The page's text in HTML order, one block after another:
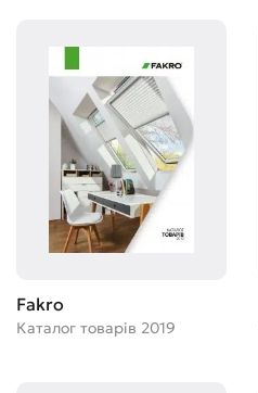
Fakro
Каталог товарів 2019